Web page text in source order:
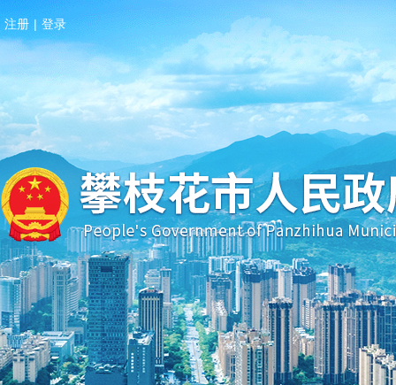
注册 | 登录